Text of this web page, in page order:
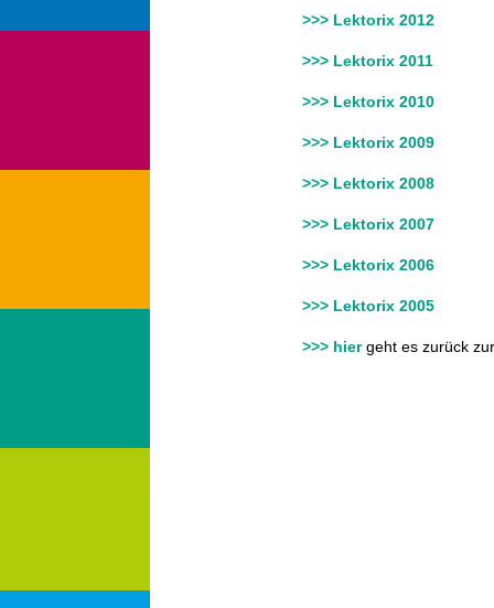
>>> Lektorix 2012
>>> Lektorix 2011
>>> Lektorix 2010
>>> Lektorix 2009
>>> Lektorix 2008
>>> Lektorix 2007
>>> Lektorix 2006
>>> Lektorix 2005
>>> hiergeht es zurück